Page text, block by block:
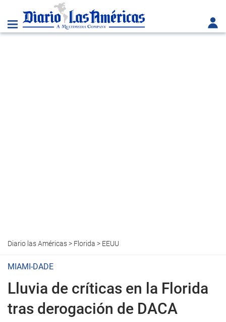
Diario las Américas> Florida > EEUU
MIAMI-DADE
Lluvia de críticas en la Florida
tras derogación de DACA